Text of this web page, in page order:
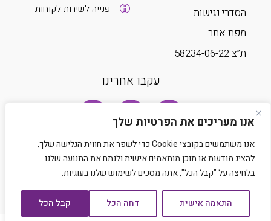
אנו מעריכים את הפרטיות שלך
אנו משתמשים בקובצי Cookie כדי לשפר את חווית הגלישה שלך,
להציג מודעות או תוכן מותאמים אישית ולנתח את התנועה שלנו.
בלחיצה על "קבל הכל", אתה מסכים לשימוש שלנו בעוגיות.
התאמה אישית דחה הכל קבל הכל
הסדרי נגישות
מפת אתר
ת”צ 58234-06-22
פנייה לשירות לקוחות
עקבו אחרינו
Developed by Matat Technologies LTD